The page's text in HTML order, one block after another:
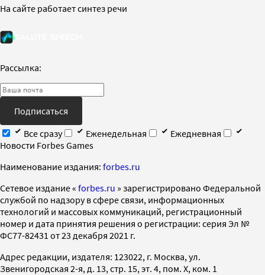
На сайте работает синтез речи
Рассылка:
Подписаться
Все сразу
Еженедельная
Ежедневная
Новости Forbes Games
Наименование издания: forbes.ru
Cетевое издание « forbes.ru » зарегистрировано Федеральной
службой по надзору в сфере связи, информационных
технологий и массовых коммуникаций, регистрационный
номер и дата принятия решения о регистрации: серия Эл №
ФС77-82431 от 23 декабря 2021 г.
Адрес редакции, издателя: 123022, г. Москва, ул.
Звенигородская 2-я, д. 13, стр. 15, эт. 4, пом. X, ком. 1